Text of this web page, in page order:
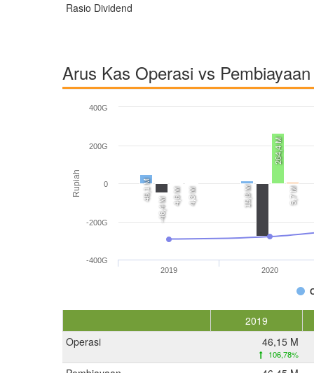
Rasio Dividend
Arus Kas Operasi vs
Rupiah 46,1 M 15,8 M
-46,4 M
4,6 M
264,4 M
4,3 M 5,7 M
2019 2020
-400G
-200G
0
200G
400G
2019
Operasi
46,15 M
106,78%